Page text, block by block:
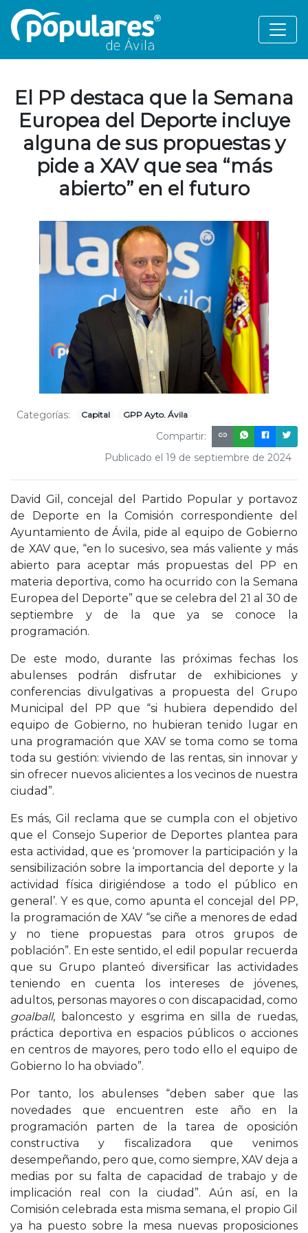
El PP destaca que la Semana
Europea del Deporte incluye
alguna de sus propuestas y
pide a XAV que sea “más
abierto” en el futuro
Categorías: Capital GPP Ayto. Ávila
Compartir:
Publicado el 19 de septiembre de 2024
David Gil, concejal del Partido Popular y portavoz
de Deporte en la Comisión correspondiente del
Ayuntamiento de Ávila, pide al equipo de Gobierno
de XAV que, “en lo sucesivo, sea más valiente y más
abierto para aceptar más propuestas del PP en
materia deportiva, como ha ocurrido con la Semana
Europea del Deporte” que se celebra del 21 al 30 de
septiembre y de la que ya se conoce la
programación.
De este modo, durante las próximas fechas los
abulenses podrán disfrutar de exhibiciones y
conferencias divulgativas a propuesta del Grupo
Municipal del PP que “si hubiera dependido del
equipo de Gobierno, no hubieran tenido lugar en
una programación que XAV se toma como se toma
toda su gestión: viviendo de las rentas, sin innovar y
sin ofrecer nuevos alicientes a los vecinos de nuestra
ciudad”.
Es más, Gil reclama que se cumpla con el objetivo
que el Consejo Superior de Deportes plantea para
esta actividad, que es ‘promover la participación y la
sensibilización sobre la importancia del deporte y la
actividad física dirigiéndose a todo el público en
general’. Y es que, como apunta el concejal del PP,
la programación de XAV “se ciñe a menores de edad
y no tiene propuestas para otros grupos de
población”. En este sentido, el edil popular recuerda
que su Grupo planteó diversificar las actividades
teniendo en cuenta los intereses de jóvenes,
adultos, personas mayores o con discapacidad, como
goalball, baloncesto y esgrima en silla de ruedas,
práctica deportiva en espacios públicos o acciones
en centros de mayores, pero todo ello el equipo de
Gobierno lo ha obviado”.
Por tanto, los abulenses “deben saber que las
novedades que encuentren este año en la
programación parten de la tarea de oposición
constructiva y fiscalizadora que venimos
desempeñando, pero que, como siempre, XAV deja a
medias por su falta de capacidad de trabajo y de
implicación real con la ciudad”. Aún así, en la
Comisión celebrada esta misma semana, el propio Gil
ya ha puesto sobre la mesa nuevas proposiciones